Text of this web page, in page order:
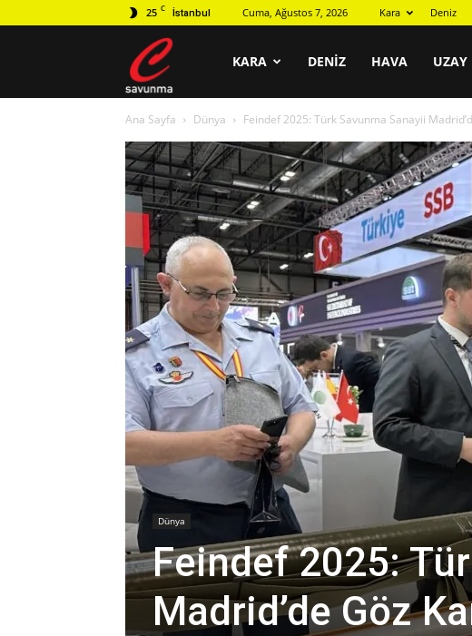
25 C İstanbul Cuma, Ağustos 7, 2026 Kara Deniz
KARA DENIZ HAVA UZAY
Ana Sayfa Dünya Feindef 2025: Türk Savunma Sanayii
Dünya
Feindef 2025:
Madrid’de Göz